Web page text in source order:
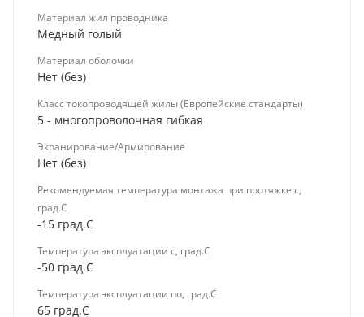
Материал жил проводника
Медный голый
Материал оболочки
Нет (без)
Класс токопроводящей жилы (Европейские стандарты)
5 - многопроволочная гибкая
Экранирование/Армирование
Нет (без)
Рекомендуемая температура монтажа при протяжке с,
град.C
-15 град.C
Температура эксплуатации с, град.C
-50 град.C
Температура эксплуатации по, град.C
65 град.C